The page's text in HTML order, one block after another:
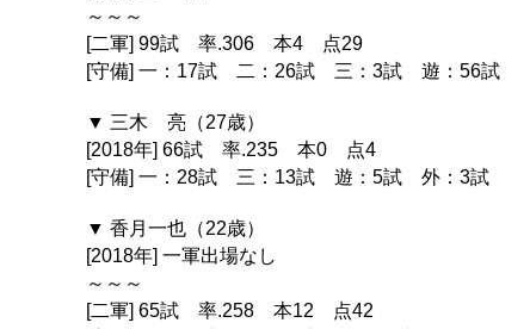
～～～
[二軍] 99試 率.306 本4 点29
[守備] 一：17試 二：26試 三：3試 遊：56試
▼ 三木 亮（27歳）
[2018年] 66試 率.235 本0 点4
[守備] 一：28試 三：13試 遊：5試 外：3試
▼ 香月一也（22歳）
[2018年] 一軍出場なし
～～～
[二軍] 65試 率.258 本12 点42